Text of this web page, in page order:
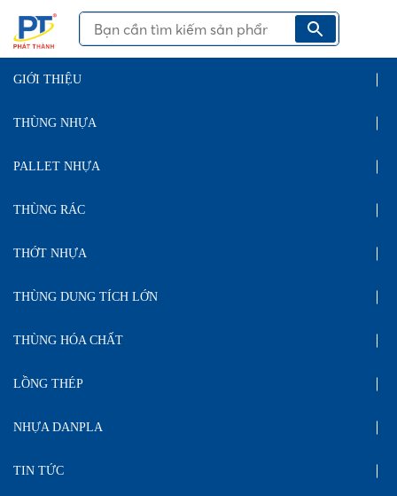
GIỚI THIỆU
THÙNG NHỰA
PALLET NHỰA
THÙNG RÁC
THỚT NHỰA
THÙNG DUNG TÍCH LỚN
THÙNG HÓA CHẤT
LỒNG THÉP
NHỰA DANPLA
TIN TỨC